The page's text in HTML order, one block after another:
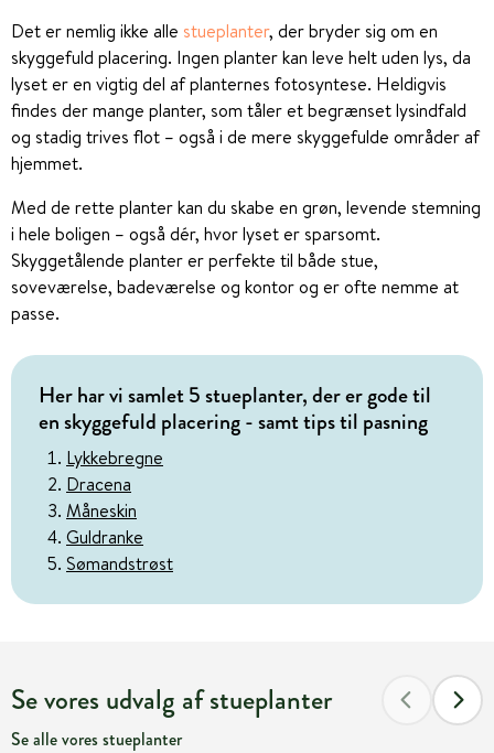
Det er nemlig ikke alle stueplanter, der bryder sig om en
skyggefuld placering. Ingen planter kan leve helt uden lys, da
lyset er en vigtig del af planternes fotosyntese. Heldigvis
findes der mange planter, som tåler et begrænset lysindfald
og stadig trives flot – også i de mere skyggefulde områder af
hjemmet.
Med de rette planter kan du skabe en grøn, levende stemning
i hele boligen – også dér, hvor lyset er sparsomt.
Skyggetålende planter er perfekte til både stue,
soveværelse, badeværelse og kontor og er ofte nemme at
passe.
Her har vi samlet 5 stueplanter, der er gode til
en skyggefuld placering - samt tips til pasning
Lykkebregne
Dracena
Måneskin
Guldranke
Sømandstrøst
Se vores udvalg af stueplanter
Se alle vores stueplanter